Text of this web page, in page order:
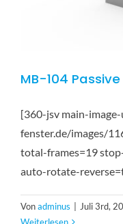
MB-104 Passive
[360-jsv main-
fenster.de/images/
total-frames=19
auto-rotate-
Vonadminus Juli 3rd,